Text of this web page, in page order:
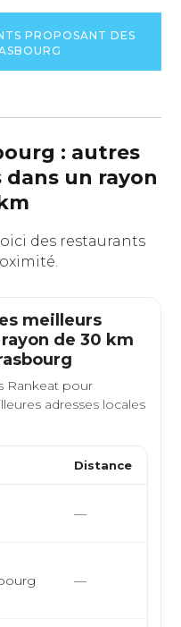
PROPOSANT DES
: autres
dans un rayon
des restaurants
meilleurs
de 30 km
Rankeat pour
adresses locales
Distance
—
—